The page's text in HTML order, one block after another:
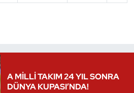
A MİLLİ TAKIM 24 YIL SONRA
DÜNYA KUPASI’NDA!